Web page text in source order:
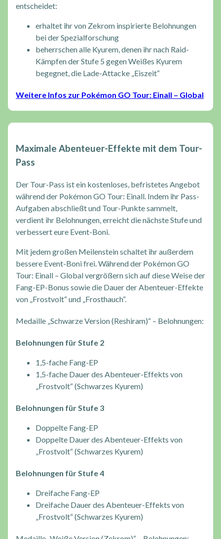
entscheidet:
erhaltet ihr von Zekrom inspirierte Belohnungen
bei der Spezialforschung
beherrschen alle Kyurem, denen ihr nach Raid-
Kämpfen der Stufe 5 gegen Weißes Kyurem
begegnet, die Lade-Attacke „Eiszeit“
Weitere Infos zur Pokémon GO Tour: Einall – Global
Maximale Abenteuer-Effekte mit dem Tour-
Pass
Der Tour-Pass ist ein kostenloses, befristetes Angebot
während der Pokémon GO Tour: Einall. Indem ihr Pass-
Aufgaben abschließt und Tour-Punkte sammelt,
verdient ihr Belohnungen, erreicht die nächste Stufe und
verbessert eure Event-Boni.
Mit jedem großen Meilenstein schaltet ihr außerdem
bessere Event-Boni frei. Während der Pokémon GO
Tour: Einall – Global vergrößern sich auf diese Weise der
Fang-EP-Bonus sowie die Dauer der Abenteuer-Effekte
von „Frostvolt“ und „Frosthauch“.
Medaille „Schwarze Version (Reshiram)“ – Belohnungen:
Belohnungen für Stufe 2
1,5-fache Fang-EP
1,5-fache Dauer des Abenteuer-Effekts von
„Frostvolt“ (Schwarzes Kyurem)
Belohnungen für Stufe 3
Doppelte Fang-EP
Doppelte Dauer des Abenteuer-Effekts von
„Frostvolt“ (Schwarzes Kyurem)
Belohnungen für Stufe 4
Dreifache Fang-EP
Dreifache Dauer des Abenteuer-Effekts von
„Frostvolt“ (Schwarzes Kyurem)